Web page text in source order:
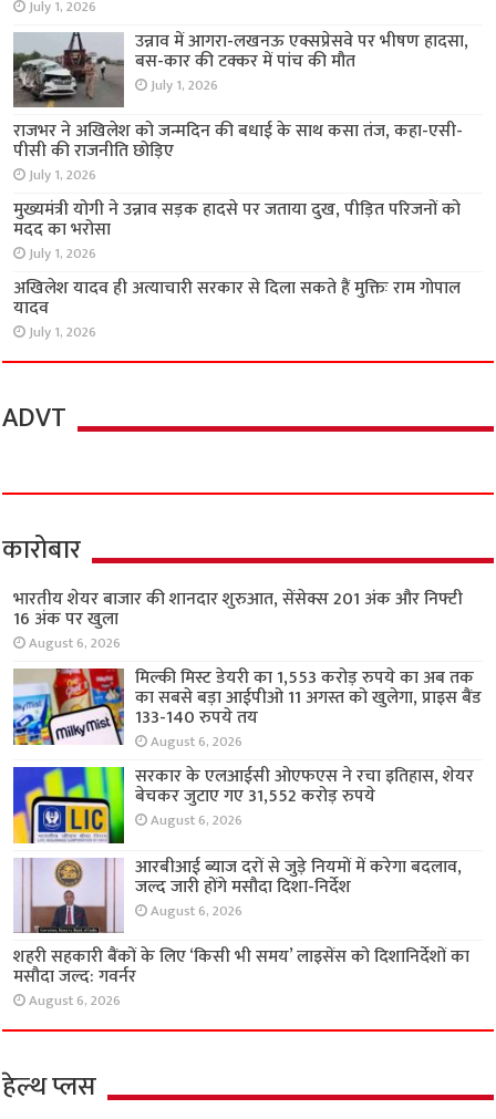
July 1, 2026
उन्नाव में आगरा-लखनऊ एक्सप्रेसवे पर भीषण हादसा,
बस-कार की टक्कर में पांच की मौत
July 1, 2026
राजभर ने अखिलेश को जन्मदिन की बधाई के साथ कसा तंज, कहा-एसी-
पीसी की राजनीति छोड़िए
July 1, 2026
मुख्यमंत्री योगी ने उन्नाव सड़क हादसे पर जताया दुख, पीड़ित परिजनों को
मदद का भरोसा
July 1, 2026
अखिलेश यादव ही अत्याचारी सरकार से दिला सकते हैं मुक्तिः राम गोपाल
यादव
July 1, 2026
ADVT
कारोबार
भारतीय शेयर बाजार की शानदार शुरुआत, सेंसेक्स 201 अंक और निफ्टी
16 अंक पर खुला
August 6, 2026
मिल्की मिस्ट डेयरी का 1,553 करोड़ रुपये का अब तक
का सबसे बड़ा आईपीओ 11 अगस्त को खुलेगा, प्राइस बैंड
133-140 रुपये तय
August 6, 2026
सरकार के एलआईसी ओएफएस ने रचा इतिहास, शेयर
बेचकर जुटाए गए 31,552 करोड़ रुपये
August 6, 2026
आरबीआई ब्याज दरों से जुड़े नियमों में करेगा बदलाव,
जल्द जारी होंगे मसौदा दिशा-निर्देश
August 6, 2026
शहरी सहकारी बैंकों के लिए ‘किसी भी समय’ लाइसेंस को दिशानिर्देशों का
मसौदा जल्द: गवर्नर
August 6, 2026
हेल्थ प्लस